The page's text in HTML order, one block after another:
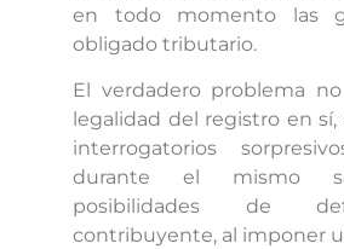
en todo momento las
obligado tributario.
El verdadero problema
legalidad del registro en
interrogatorios
durante el mismo
posibilidades de
contribuyente, al imponer